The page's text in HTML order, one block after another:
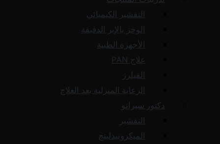
التقشير الكيميائي
الوخز بالإبر الدقيقة
الأجهزة الطبية
علاج PAN
الفيلرز
الرعاية المنزلية بعد العلاج
دكتور سيرانو
التقشير
الميكرونيدلينج